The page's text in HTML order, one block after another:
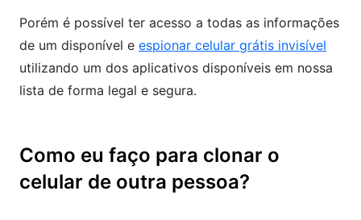
Porém é possível ter acesso a todas as informações
de um disponível e espionar celular grátis invisível
utilizando um dos aplicativos disponíveis em nossa
lista de forma legal e segura.
Como eu faço para clonar o
celular de outra pessoa?